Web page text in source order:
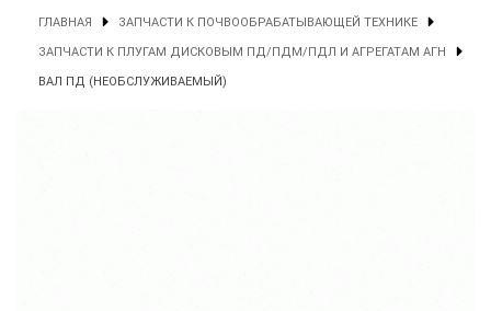
ГЛАВНАЯ ЗАПЧАСТИ К ПОЧВООБРАБАТЫВАЮЩЕЙ ТЕХНИКЕ
ЗАПЧАСТИ К ПЛУГАМ ДИСКОВЫМ ПД/ПДМ/ПДЛ И АГРЕГАТАМ АГН
ВАЛ ПД (НЕОБСЛУЖИВАЕМЫЙ)